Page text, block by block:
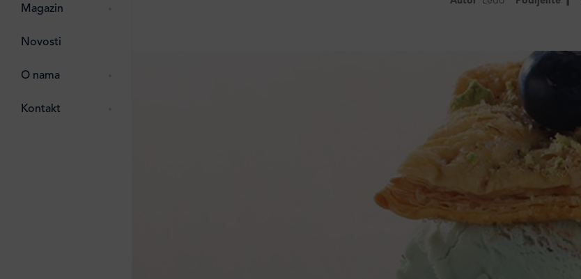
Magazin
Novosti
O nama
ostalo
Kontakt